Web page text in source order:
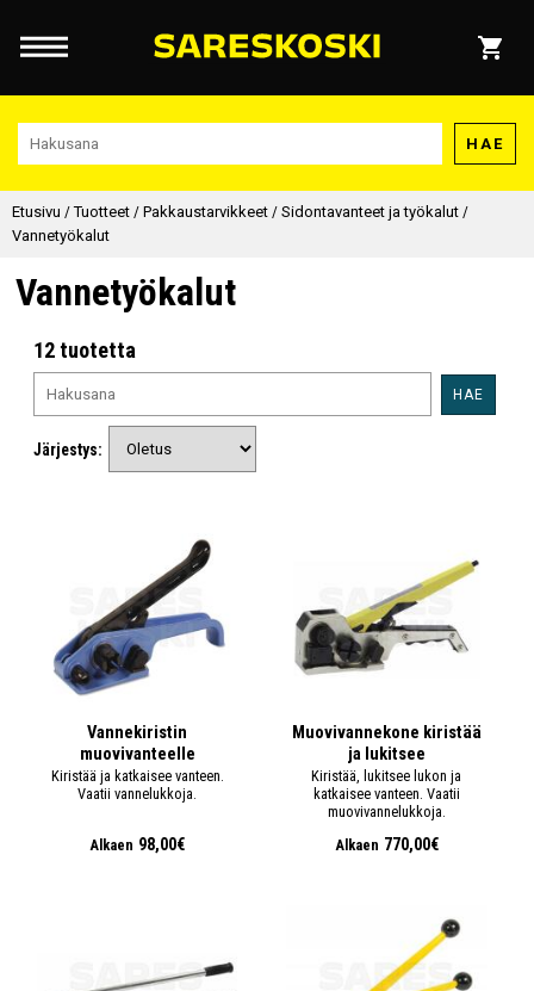
HAE
Etusivu /Tuotteet / Pakkaustarvikkeet / Sidontavanteet ja työkalut /
Vannetyökalut
Vannetyökalut
12 tuotetta
HAE
Järjestys:
Vannekiristin
muovivanteelle
Kiristää ja katkaisee vanteen.
Vaatii vannelukkoja.
Alkaen 98,00€
Muovivannekone kiristää
ja lukitsee
Kiristää, lukitsee lukon ja
katkaisee vanteen. Vaatii
muovivannelukkoja.
Alkaen 770,00€